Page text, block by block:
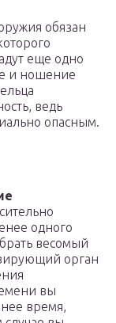
обязан
еще одно
и ношение
ведь
опасным.
одного
весомый
орган
вы
время,